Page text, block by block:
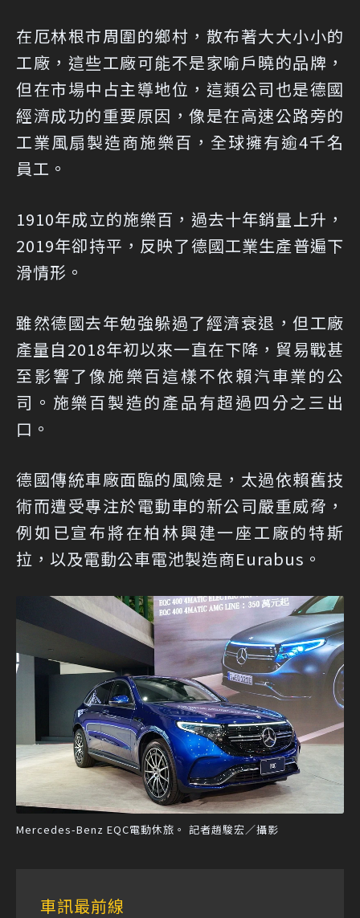
在厄林根市周圍的鄉村，散布著大大小小的
工廠，這些工廠可能不是家喻戶曉的品牌，
但在市場中占主導地位，這類公司也是德國
經濟成功的重要原因，像是在高速公路旁的
工業風扇製造商施樂百，全球擁有逾4千名
員工。
1910年成立的施樂百，過去十年銷量上升，
2019年卻持平，反映了德國工業生產普遍下
滑情形。
雖然德國去年勉強躲過了經濟衰退，但工廠
產量自2018年初以來一直在下降，貿易戰甚
至影響了像施樂百這樣不依賴汽車業的公
司。施樂百製造的產品有超過四分之三出
口。
德國傳統車廠面臨的風險是，太過依賴舊技
術而遭受專注於電動車的新公司嚴重威脅，
例如已宣布將在柏林興建一座工廠的特斯
拉，以及電動公車電池製造商Eurabus。
Mercedes-Benz EQC電動休旅。 記者趙駿宏／攝影
車訊最前線